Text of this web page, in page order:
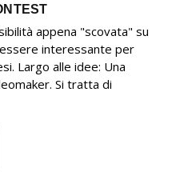
appena "scovata" su
interessante per
Largo alle idee: Una
Si tratta di